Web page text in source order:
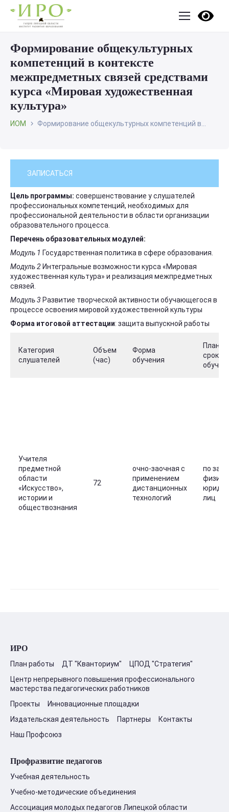
Формирование общекультурных
компетенций в контексте
межпредметных связей средствами
курса «Мировая художественная
культура»
ИОМ Формирование общекультурных компетенций в...
ЗАПИСАТЬСЯ
Цель программы: совершенствование у слушателей
профессиональных компетенций, необходимых для
профессиональной деятельности в области организации
образовательного процесса.
Перечень образовательных модулей:
Модуль 1 Государственная политика в сфере образования.
Модуль 2 Интегральные возможности курса «Мировая
художественная культура» и реализация межпредметных
связей.
Модуль 3 Развитие творческой активности обучающегося в
процессе освоения мировой художественной культуры
Форма итоговой аттестации: защита выпускной работы
Категория
слушателей
Объем
(час)
Форма
обучения
сроки
Учителя
предметной
области
«Искусство»,
истории и
обществознания
72
очно-заочная с
применением
дистанционных
технологий
по
лиц
ИРО
План работы ДТ "Кванториум"
ЦПОД "Стратегия"
Центр непрерывного повышения профессионального
мастерства педагогических работников
Проекты
Инновационные площадки
Издательская деятельность
Партнеры
Контакты
Наш Профсоюз
Профразвитие педагогов
Учебная деятельность
Учебно-методические объединения
Ассоциация молодых педагогов Липецкой области